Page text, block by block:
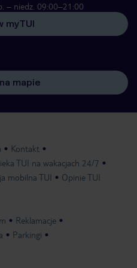
– niedz. 09:00–21:00
myTUI
mapie
Kontakt
TUI na wakacjach 24/7
mobilna TUI Opinie TUI
Reklamacje
Parkingi